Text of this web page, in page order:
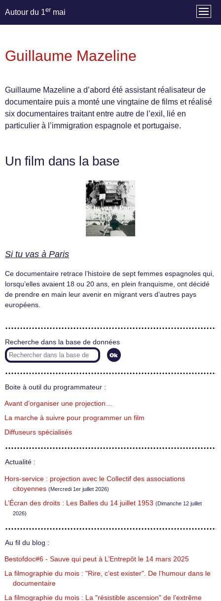
Autour du 1er mai
Guillaume Mazeline
Guillaume Mazeline a d’abord été assistant réalisateur de
documentaire puis a monté une vingtaine de films et réalisé
six documentaires traitant entre autre de l’exil, lié en
particulier à l’immigration espagnole et portugaise.
Un film dans la base
Si tu vas à Paris
Ce documentaire retrace l’histoire de sept femmes espagnoles qui,
lorsqu’elles avaient 18 ou 20 ans, en plein franquisme, ont décidé
de prendre en main leur avenir en migrant vers d’autres pays
européens.
Recherche dans la base de données
Boite à outil du programmateur :
Avant d’organiser une projection…
La marche à suivre pour programmer un film
Diffuseurs spécialisés
Actualité :
Hors-service : projection avec le Collectif des associations
citoyennes (Mercredi 1er juillet 2026)
L’Écran des droits : Les Balles du 14 juillet 1953 (Dimanche 12 juillet
2026)
Au fil du blog :
Bestofdoc#6 - Sauve qui peut à L’Entrepôt le 14 mars 2025
La filmographie du mois : "Rire, c’est exister". De l’humour dans le
documentaire
La filmographie du mois : La "résistible ascension" de l’extrême